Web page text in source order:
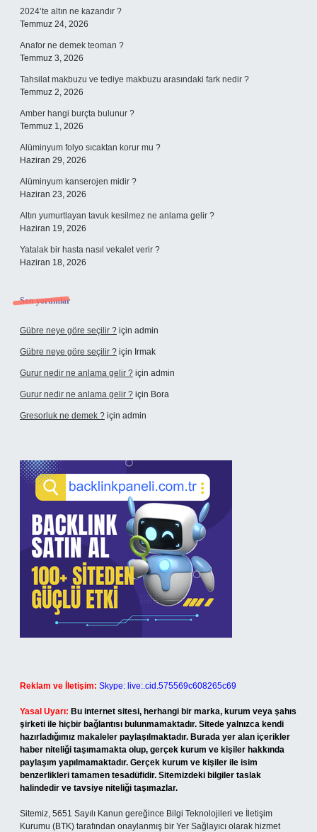
2024’te altın ne kazandır ?
Temmuz 24, 2026
Anafor ne demek teoman ?
Temmuz 3, 2026
Tahsilat makbuzu ve tediye makbuzu arasındaki fark nedir ?
Temmuz 2, 2026
Amber hangi burçta bulunur ?
Temmuz 1, 2026
Alüminyum folyo sıcaktan korur mu ?
Haziran 29, 2026
Alüminyum kanserojen midir ?
Haziran 23, 2026
Altın yumurtlayan tavuk kesilmez ne anlama gelir ?
Haziran 19, 2026
Yatalak bir hasta nasıl vekalet verir ?
Haziran 18, 2026
Son yorumlar
Gübre neye göre seçilir ? için admin
Gübre neye göre seçilir ? için Irmak
Gurur nedir ne anlama gelir ? için admin
Gurur nedir ne anlama gelir ? için Bora
Gresorluk ne demek ? için admin
Reklam ve İletişim: Skype: live:.cid.575569c608265c69
Yasal Uyarı: Bu internet sitesi, herhangi bir marka, kurum veya şahıs
şirketi ile hiçbir bağlantısı bulunmamaktadır. Sitede yalnızca kendi
hazırladığımız makaleler paylaşılmaktadır. Burada yer alan içerikler
haber niteliği taşımamakta olup, gerçek kurum ve kişiler hakkında
paylaşım yapılmamaktadır. Gerçek kurum ve kişiler ile isim
benzerlikleri tamamen tesadüfidir. Sitemizdeki bilgiler taslak
halindedir ve tavsiye niteliği taşımazlar.
Sitemiz, 5651 Sayılı Kanun gereğince Bilgi Teknolojileri ve İletişim
Kurumu (BTK) tarafından onaylanmış bir Yer Sağlayıcı olarak hizmet